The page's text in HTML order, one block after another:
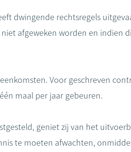
dwingende rechtsregels
niet afgeweken worden en indien
Voor geschreven
maal per jaar gebeuren.
geniet zij van het
te moeten afwachten,